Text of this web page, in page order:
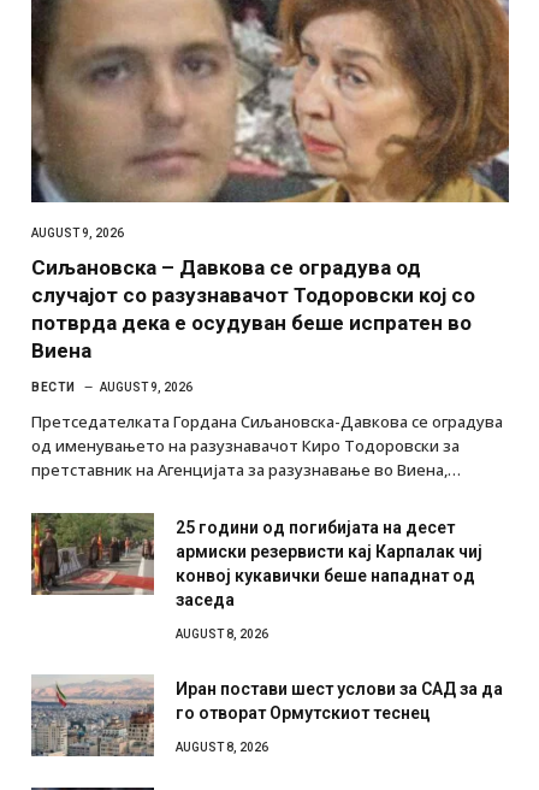
AUGUST 9, 2026
Сиљановска – Давкова се оградува од
случајот со разузнавачот Тодоровски кој со
потврда дека е осудуван беше испратен во
Виена
ВЕСТИ AUGUST 9, 2026
Претседателката Гордана Сиљановска-Давкова се оградува
од именувањето на разузнавачот Киро Тодоровски за
претставник на Агенцијата за разузнавање во Виена,…
25 години од погибијата на десет
армиски резервисти кај Карпалак чиј
конвој кукавички беше нападнат од
заседа
AUGUST 8, 2026
Иран постави шест услови за САД за да
го отворат Ормутскиот теснец
AUGUST 8, 2026